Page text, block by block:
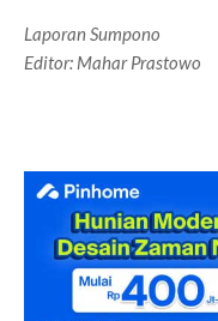
Laporan Sumpono
Editor: Mahar Prastowo